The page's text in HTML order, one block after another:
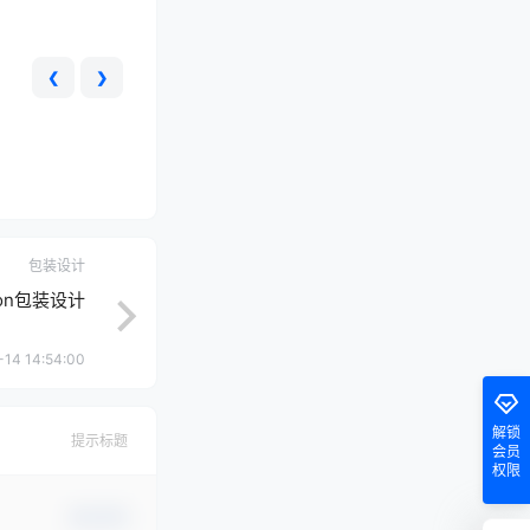
❮ ❯
包装设计
包装设计
14:54:00
提示标题
解锁
会员
权限